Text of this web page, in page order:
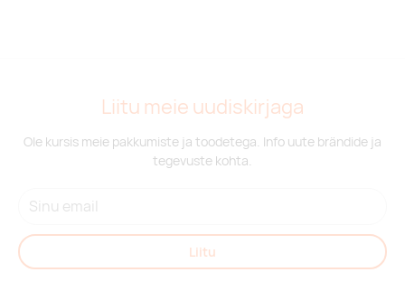
Liitu meie uudiskirjaga
Ole kursis meie pakkumiste ja toodetega. Info uute brändide ja
tegevuste kohta.
Liitu